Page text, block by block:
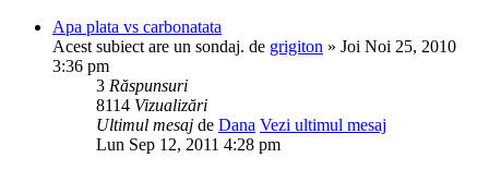
Apa plata vs carbonatata
Acest subiect are un sondaj. de grigiton » Joi Noi 25, 2010
3:36 pm
3 Răspunsuri
8114 Vizualizări
Ultimul mesaj de Dana Vezi ultimul mesaj
Lun Sep 12, 2011 4:28 pm